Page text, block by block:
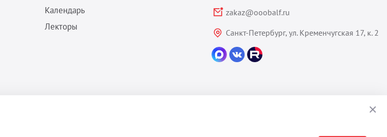
Календарь
Лекторы
zakaz@ooobalf.ru
Санкт-Петербург, ул. Кременчугская 17, к. 2